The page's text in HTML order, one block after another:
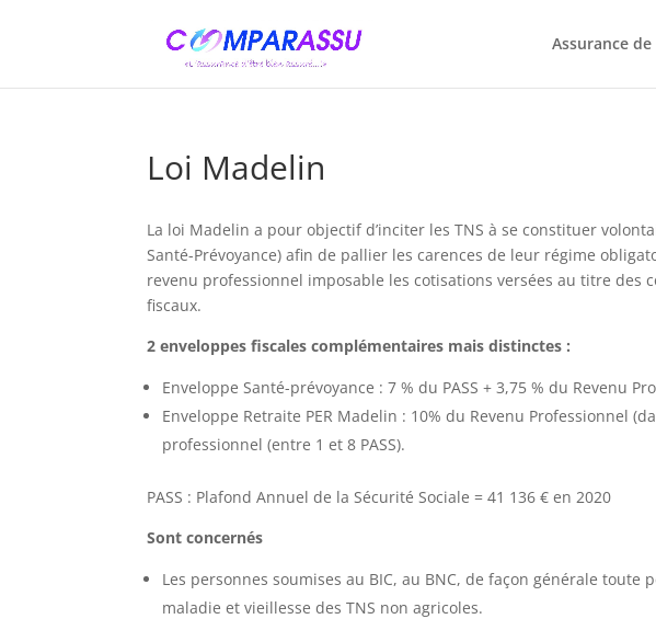
Assurance
Loi Madelin
La loi Madelin a pour objectif d’inciter les TNS à se constituer
Santé-Prévoyance) afin de pallier les carences de leur régime
revenu professionnel imposable les cotisations versées au titre des
fiscaux.
2 enveloppes fiscales complémentaires mais distinctes :
Enveloppe Santé-prévoyance : 7 % du PASS + 3,75 % du Revenu
Enveloppe Retraite PER Madelin : 10% du Revenu Professionnel
professionnel (entre 1 et 8 PASS).
PASS : Plafond Annuel de la Sécurité Sociale = 41 136 € en 2020
Sont concernés
Les personnes soumises au BIC, au BNC, de façon générale
maladie et vieillesse des TNS non agricoles.